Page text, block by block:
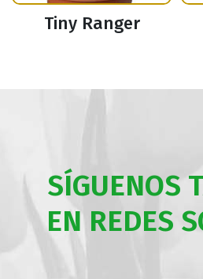
Tiny Ranger
SÍGUENOS
EN REDES